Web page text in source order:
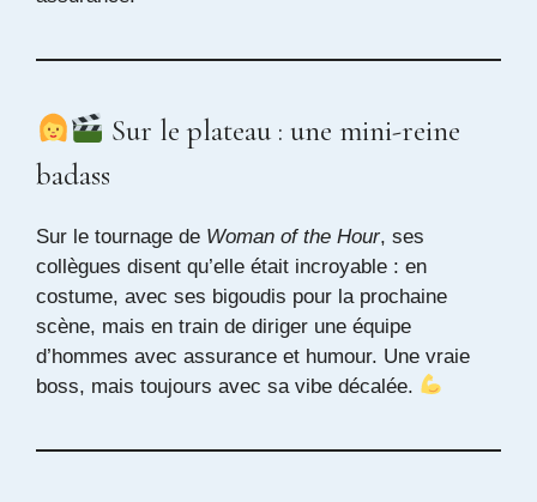
Sur le plateau : une mini-reine
badass
Sur le tournage de Woman of the Hour, ses
collègues disent qu’elle était incroyable : en
costume, avec ses bigoudis pour la prochaine
scène, mais en train de diriger une équipe
d’hommes avec assurance et humour. Une vraie
boss, mais toujours avec sa vibe décalée.